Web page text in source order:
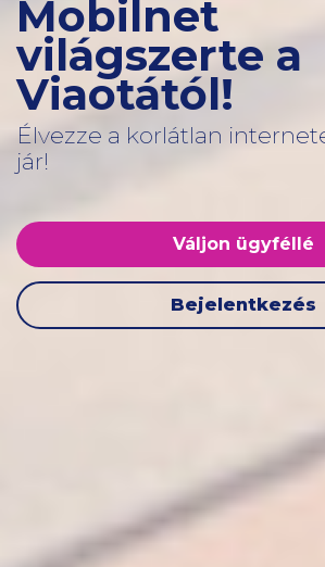
Mobilnet
világszerte a
Viaotától!
Élvezze a korlátlan
jár!
Váljon ügyféllé
Bejelentkezés